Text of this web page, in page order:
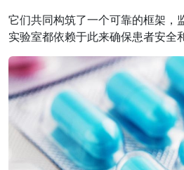
它们共同构筑了一个可靠的框架，
实验室都依赖于此来确保患者安全